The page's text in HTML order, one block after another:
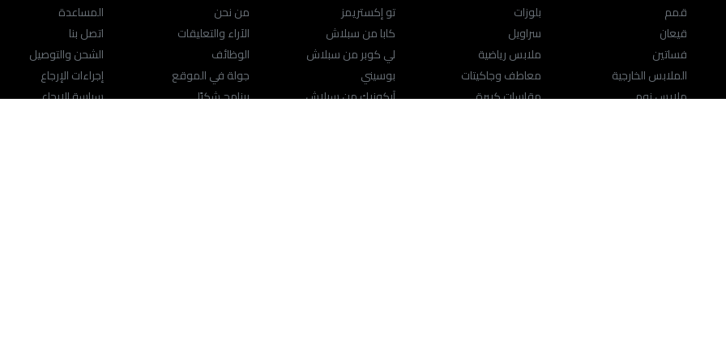
قمم
قيعان
فساتين
الملابس الخارجية
ملابس نوم
بلوزات
سراويل
ملابس رياضية
معاطف وجاكيتات
مقاسات كبيرة
تو إكستريمز
كابا من سبلاش
لي كوبر من سبلاش
بوسيني
آيكونيك من سبلاش
من نحن
الآراء والتعليقات
الوظائف
جولة في الموقع
برنامج شكرًا
المساعدة
اتصل بنا
الشحن والتوصيل
إجراءات الإرجاع
سياسة الإرجاع